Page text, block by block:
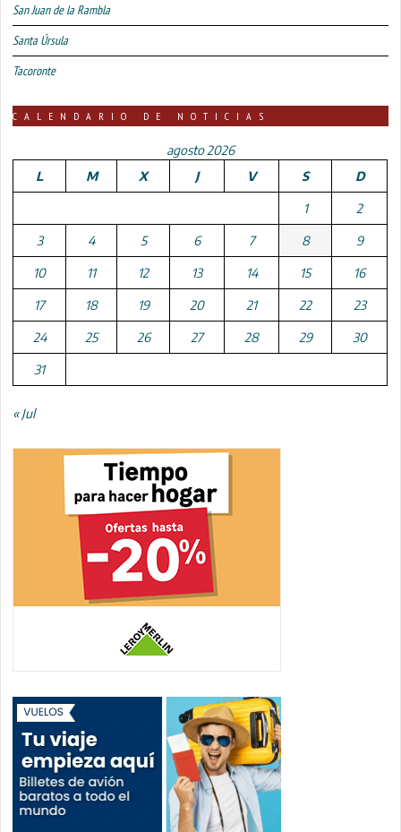
San Juan de la Rambla
Santa Úrsula
Tacoronte
CALENDARIO DE NOTICIAS
agosto 2026
L
M X J V S D
1 2
3 4 5 6 7 8 9
10 11 12 13 14 15 16
17 18 19 20 21 22 23
24 25 26 27 28 29 30
31
« Jul